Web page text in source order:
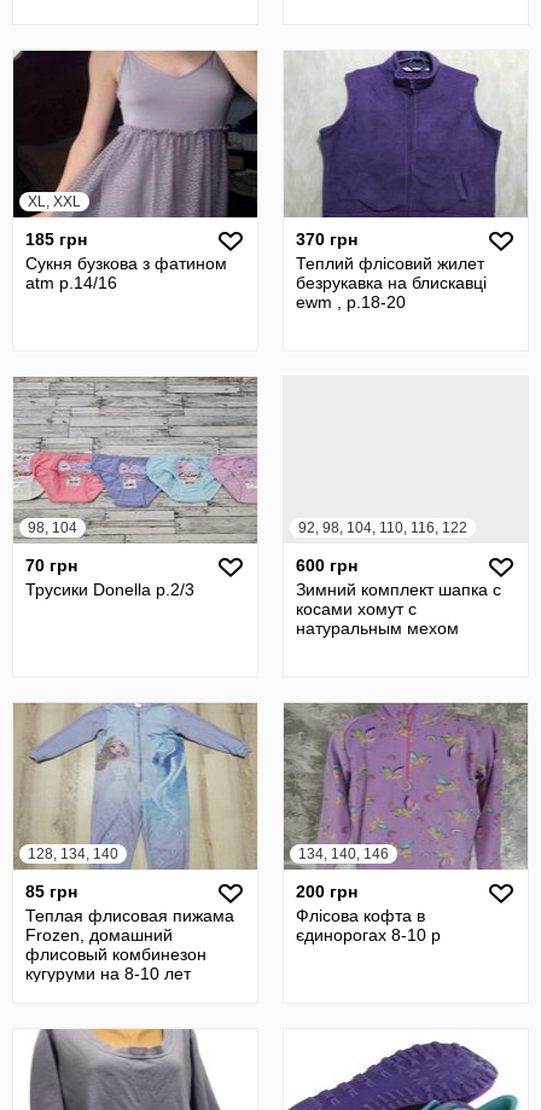
XL, XXL
185 грн
Сукня бузкова з фатином
atm р.14/16
370 грн
Теплий флісовий жилет
безрукавка на блискавці
ewm , р.18-20
98, 104
70 грн
Трусики Donella р.2/3
92, 98, 104, 110, 116, 122
600 грн
Зимний комплект шапка с
косами хомут с
натуральным мехом
128, 134, 140
85 грн
Теплая флисовая пижама
Frozen, домашний
флисовый комбинезон
кугуруми на 8-10 лет
134, 140, 146
200 грн
Флісова кофта в
єдинорогах 8-10 р